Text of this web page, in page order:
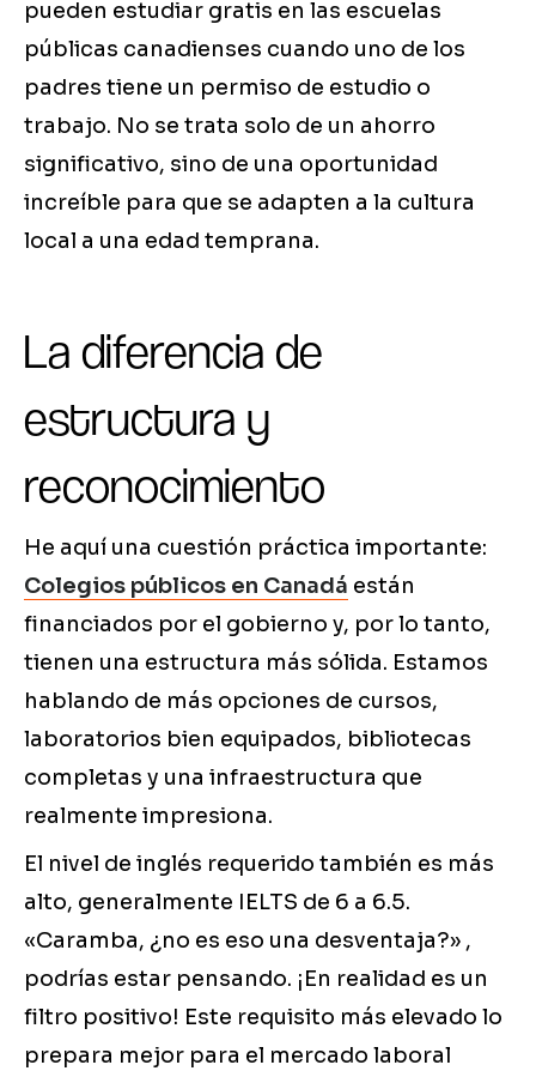
pueden estudiar gratis en las escuelas
públicas canadienses cuando uno de los
padres tiene un permiso de estudio o
trabajo. No se trata solo de un ahorro
significativo, sino de una oportunidad
increíble para que se adapten a la cultura
local a una edad temprana.
La diferencia de
estructura y
reconocimiento
He aquí una cuestión práctica importante:
Colegios públicos en Canadá están
financiados por el gobierno y, por lo tanto,
tienen una estructura más sólida. Estamos
hablando de más opciones de cursos,
laboratorios bien equipados, bibliotecas
completas y una infraestructura que
realmente impresiona.
El nivel de inglés requerido también es más
alto, generalmente IELTS de 6 a 6.5.
«Caramba, ¿no es eso una desventaja?» ,
podrías estar pensando. ¡En realidad es un
filtro positivo! Este requisito más elevado lo
prepara mejor para el mercado laboral